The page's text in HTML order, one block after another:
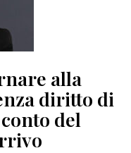
alla
diritto di
del